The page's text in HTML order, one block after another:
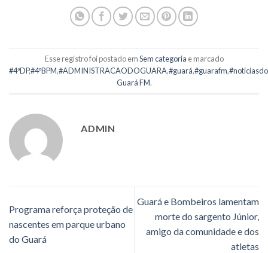
Esse registro foi postado emSem categoria e marcado
#4ªDP,#4ºBPM,#ADMINISTRACAODOGUARA,#guará,#guarafm,
Guará FM.
ADMIN
Programa reforça proteção de
nascentes em parque urbano
do Guará
Guará e Bombeiros lamentam
morte do sargento Júnior,
amigo da comunidade e dos
atletas